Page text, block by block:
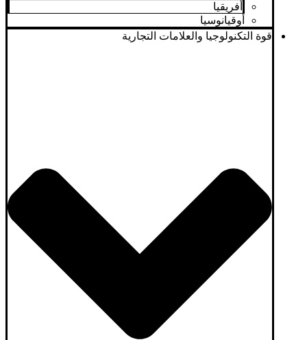
أفريقيا
أوقيانوسيا
قوة التكنولوجيا والعلامات التجارية